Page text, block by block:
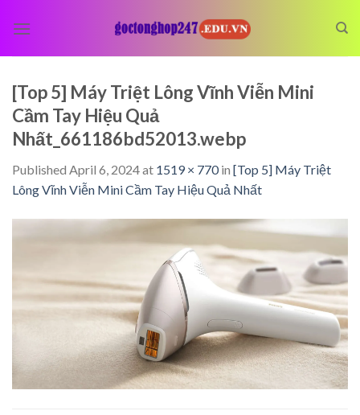
[Top 5] Máy Triệt Lông Vĩnh Viễn Mini
Cầm Tay Hiệu Quả
Nhất_661186bd52013.webp
Published April 6, 2024at 1519 × 770in [Top 5] Máy Triệt
Lông Vĩnh Viễn Mini Cầm Tay Hiệu Quả Nhất